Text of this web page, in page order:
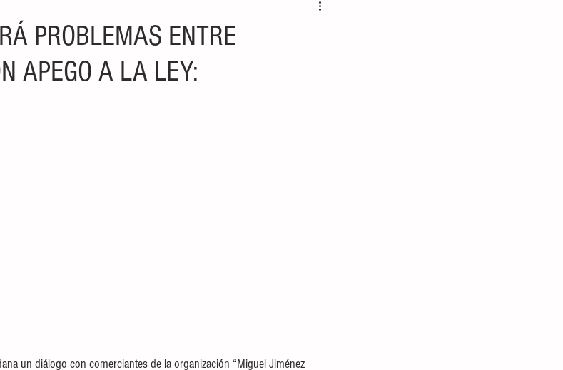
PROBLEMAS ENTRE
APEGO A LA LEY:
un diálogo con comerciantes de la organización “Miguel Jiménez